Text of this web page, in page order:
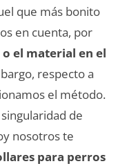
que más bonito
en cuenta, por
el material en el
respecto a
el método.
de
nosotros te
para perros